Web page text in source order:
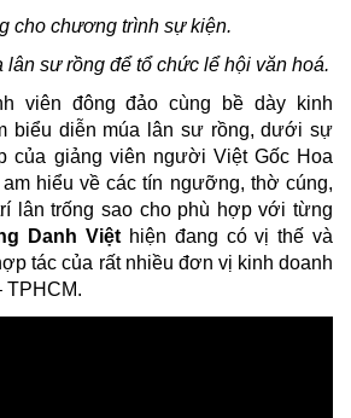
cho chương trình sự kiện.
lân sư rồng để tổ chức lể hội văn hoá.
viên đông đảo cùng bề dày kinh
biểu diễn múa lân sư rồng, dưới sự
của giảng viên người Việt Gốc Hoa
hiểu về các tín ngưỡng, thờ cúng,
lân trống sao cho phù hợp với từng
Danh Việt hiện đang có vị thế và
tác của rất nhiều đơn vị kinh doanh
TPHCM.